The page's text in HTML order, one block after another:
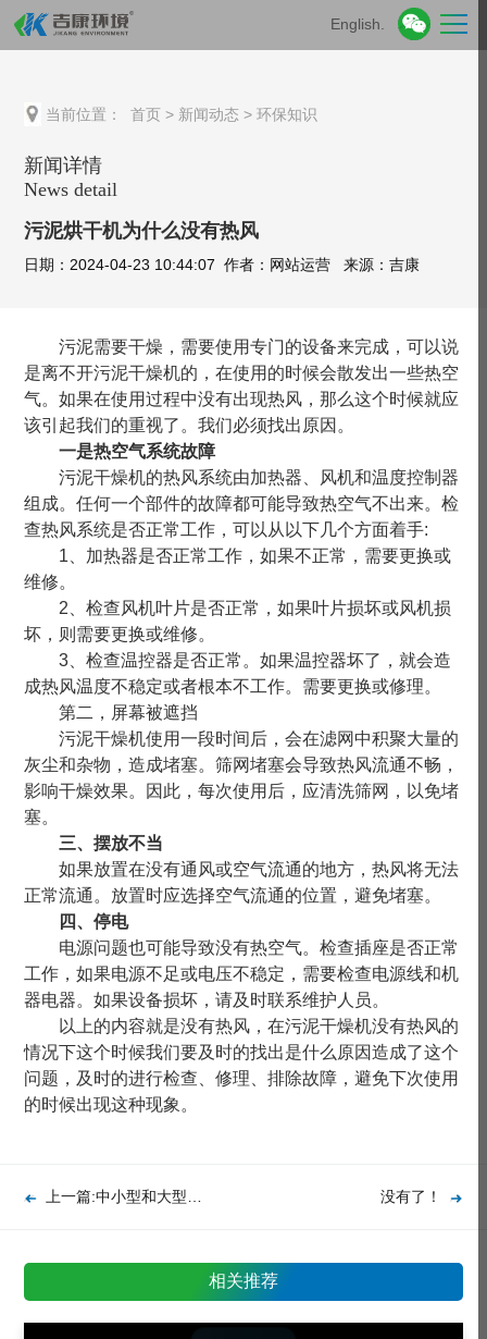
English.
当前位置： 首页 > 新闻动态 >环保知识
新闻详情
News detail
污泥烘干机为什么没有热风
日期：2024-04-23 10:44:07 作者：网站运营 来源：吉康
污泥需要干燥，需要使用专门的设备来完成，可以说
是离不开污泥干燥机的，在使用的时候会散发出一些热空
气。如果在使用过程中没有出现热风，那么这个时候就应
该引起我们的重视了。我们必须找出原因。
一是热空气系统故障
污泥干燥机的热风系统由加热器、风机和温度控制器
组成。任何一个部件的故障都可能导致热空气不出来。检
查热风系统是否正常工作，可以从以下几个方面着手:
1、加热器是否正常工作，如果不正常，需要更换或
维修。
2、检查风机叶片是否正常，如果叶片损坏或风机损
坏，则需要更换或维修。
3、检查温控器是否正常。如果温控器坏了，就会造
成热风温度不稳定或者根本不工作。需要更换或修理。
第二，屏幕被遮挡
污泥干燥机使用一段时间后，会在滤网中积聚大量的
灰尘和杂物，造成堵塞。筛网堵塞会导致热风流通不畅，
影响干燥效果。因此，每次使用后，应清洗筛网，以免堵
塞。
三、摆放不当
如果放置在没有通风或空气流通的地方，热风将无法
正常流通。放置时应选择空气流通的位置，避免堵塞。
四、停电
电源问题也可能导致没有热空气。检查插座是否正常
工作，如果电源不足或电压不稳定，需要检查电源线和机
器电器。如果设备损坏，请及时联系维护人员。
以上的内容就是没有热风，在污泥干燥机没有热风的
情况下这个时候我们要及时的找出是什么原因造成了这个
问题，及时的进行检查、修理、排除故障，避免下次使用
的时候出现这种现象。
没有了！
相关推荐